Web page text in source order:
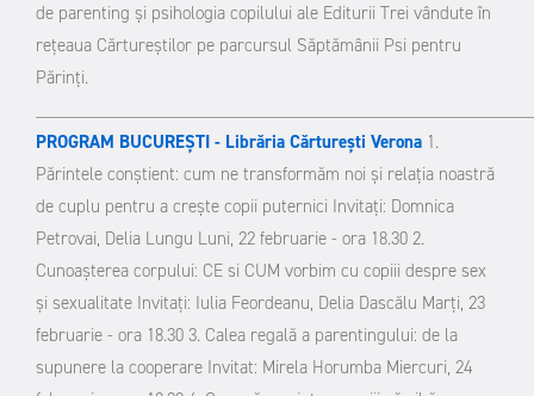
de parenting şi psihologia copilului ale Editurii Trei vândute în
reţeaua Cărtureştilor pe parcursul Săptămânii Psi pentru
Părinţi.
PROGRAM BUCUREŞTI - Librăria Cărtureşti Verona 1.
Părintele conştient: cum ne transformăm noi şi relaţia noastră
de cuplu pentru a creşte copii puternici Invitaţi: Domnica
Petrovai, Delia Lungu Luni, 22 februarie - ora 18.30 2.
Cunoaşterea corpului: CE si CUM vorbim cu copiii despre sex
şi sexualitate Invitaţi: Iulia Feordeanu, Delia Dascălu Marţi, 23
februarie - ora 18.30 3. Calea regală a parentingului: de la
supunere la cooperare Invitat: Mirela Horumba Miercuri, 24